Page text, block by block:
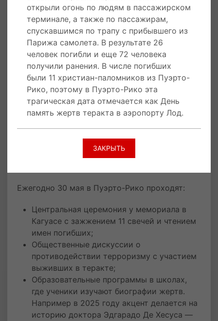
израильтян, 11 пуэрто-риканских паломников
и один канадец. Два террориста погибли:
Окудайра застрелен полицией, Ясуда
подорвал себя гранатой. Окамото, раненный и
обезоруженный, был арестован.
Память в Пуэрто-Рико: от боли к
единству
Решение об учреждении Дня памяти в 2007
году было принято после многолетних усилий
семей погибших паломников. Все 11 жертв из
Пуэрто-Рико принадлежали христианской
Ежегодно 30 мая в Пуэрто-Рико проходят:
Центральная церемония у мемориала в
Кагуасе с зажжением 11 свечей и чтением
имен погибших;
Общественные дискуссии о
противодействии терроризму с участием
выживших в теракте;
Образовательные программы в школах,
где ученики изучают биографии жертв.
Например в 2025 году акцент делается на
историю доктора Эдгарадо Де Хесуса —
открыли огонь по людям в пассажирском
терминале, а также по пассажирам,
спускавшимся по трапу с прибывшего из
Парижа самолета. В результате 26
человек погибли и еще 72 человека
получили ранения. В числе погибших
были 11 христиан-паломников из Пуэрто-
Рико, поэтому в Пуэрто-Рико эта
трагическая дата отмечается как День
память жертв теракта в аэропорту Лод.
ЗАКРЫТЬ